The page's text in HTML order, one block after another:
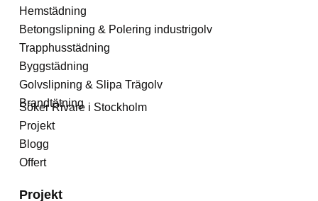
Hemstädning
Betongslipning & Polering industrigolv
Trapphusstädning
Byggstädning
Golvslipning & Slipa Trägolv
Brandtätning
Söker Rivare i Stockholm
Projekt
Blogg
Offert
Projekt